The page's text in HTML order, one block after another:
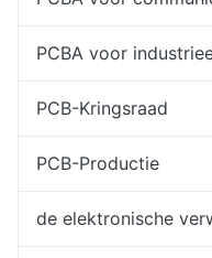
PCBA voor
PCB-Kringsraad
PCB-Productie
de elektronische